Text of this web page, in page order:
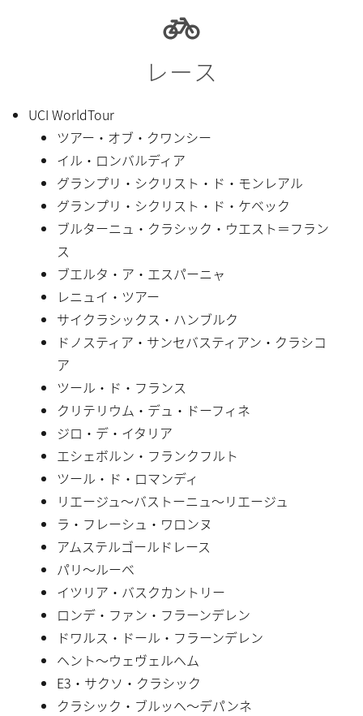
レース
UCI WorldTour
ツアー・オブ・クワンシー
イル・ロンバルディア
グランプリ・シクリスト・ド・モンレアル
グランプリ・シクリスト・ド・ケベック
ブルターニュ・クラシック・ウエスト＝フラン
ス
ブエルタ・ア・エスパーニャ
レニュイ・ツアー
サイクラシックス・ハンブルク
ドノスティア・サンセバスティアン・クラシコ
ア
ツール・ド・フランス
クリテリウム・デュ・ドーフィネ
ジロ・デ・イタリア
エシェボルン・フランクフルト
ツール・ド・ロマンディ
リエージュ〜バストーニュ〜リエージュ
ラ・フレーシュ・ワロンヌ
アムステルゴールドレース
パリ〜ルーベ
イツリア・バスクカントリー
ロンデ・ファン・フラーンデレン
ドワルス・ドール・フラーンデレン
ヘント〜ウェヴェルヘム
E3・サクソ・クラシック
クラシック・ブルッヘ〜デパンネ